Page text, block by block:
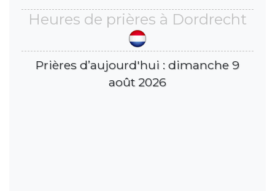
Heures de prières à Dordrecht
Prières d’aujourd'hui : dimanche 9
août 2026